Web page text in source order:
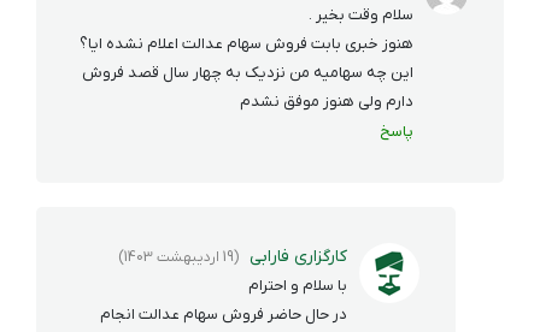
سلام وقت بخیر .
هنوز خبری بابت فروش سهام عدالت اعلام نشده ایا؟
این چه سهامیه من نزدیک به چهار سال قصد فروش
دارم ولی هنوز موفق نشدم
پاسخ
کارگزاری فارابی (19 اردیبهشت 1403)
با سلام و احترام
در حال حاضر فروش سهام عدالت انجام